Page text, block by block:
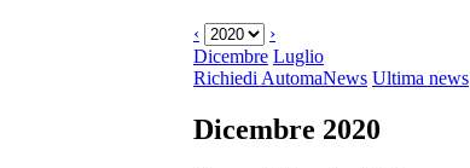
‹
›
Dicembre Luglio
Richiedi AutomaNews Ultima news
Dicembre 2020